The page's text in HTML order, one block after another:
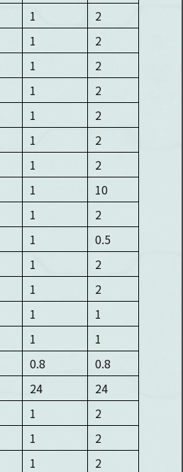
1
2
1
2
1
2
1
2
1
2
1
2
1
2
1
10
1
2
1
0.5
1
2
1
2
1
1
1
1
0.8
0.8
24
24
1
2
1
2
1
2